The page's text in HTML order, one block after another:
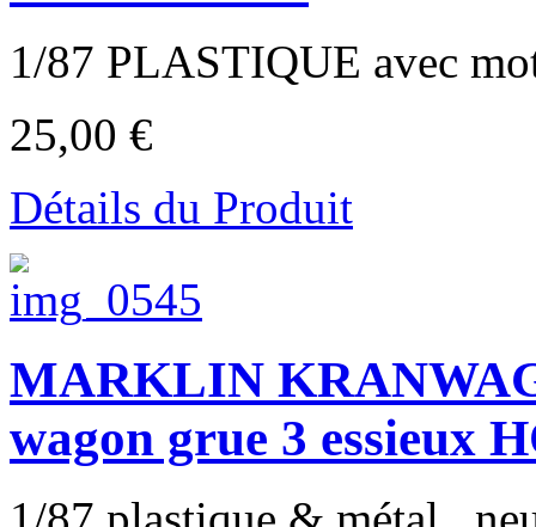
1/87 PLASTIQUE avec
25,00 €
Détails du Produit
MARKLIN
wagon grue 3 essieux